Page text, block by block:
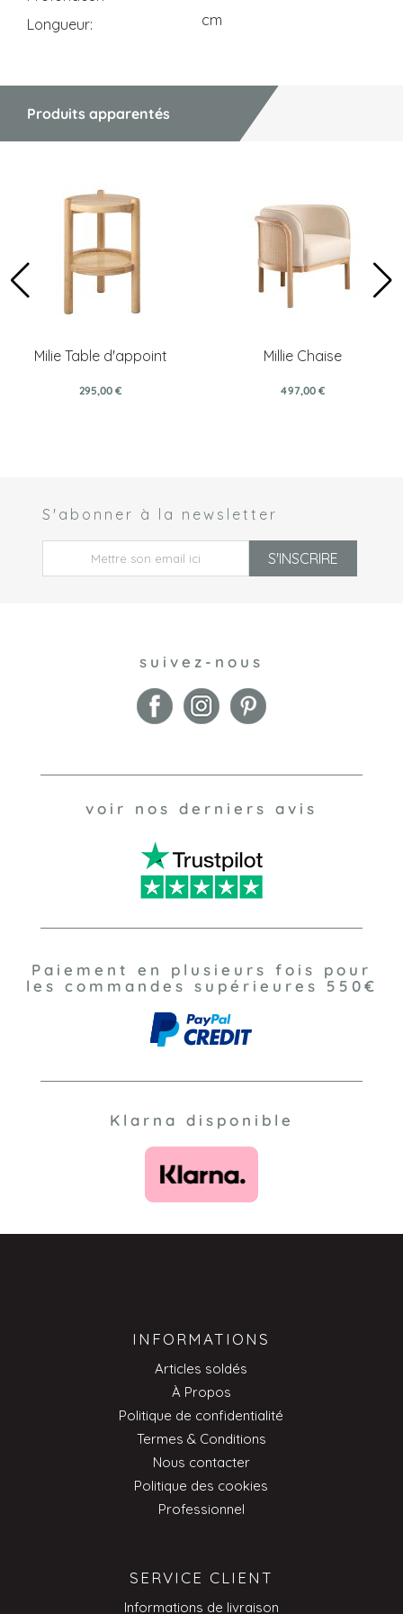
Longueur
cm
Produits apparentés
Milie Table d'appoint
295,00 €
Millie Chaise
497,00 €
S'abonner à la newsletter
S'INSCRIRE
suivez-nous
voir nos derniers avis
Paiement en plusieurs fois pour
les commandes supérieures 550€
Klarna disponible
INFORMATIONS
Articles soldés
À Propos
Politique de confidentialité
Termes & Conditions
Nous contacter
Politique des cookies
Professionnel
SERVICE CLIENT
Informations de livraison